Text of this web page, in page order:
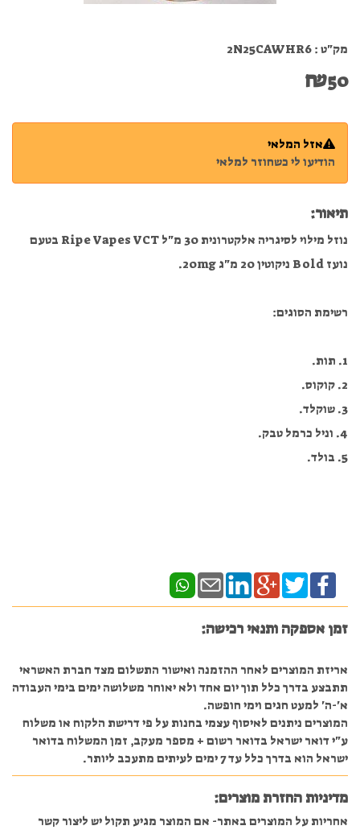
מק"ט : 2N25CAWHR6
₪50
אזל המלאי
הודיעו לי כשחוזר למלאי
תיאור:
נוזל מילוי לסיגריה אלקטרונית 30 מ"ל Ripe Vapes VCT בטעם
נועז Bold ניקוטין 20 מ"ג 20mg.
רשימת הסוגים:
1. תות.
2. קוקוס.
3. שוקלד.
4. וניל כרמל טבק.
5. בולד.
זמן אספקה ותנאי רכישה:
אריזת המוצרים לאחר ההזמנה ואישור התשלום מצד חברת האשראי
תתבצע בדרך כלל תוך יום אחד ולא יאוחר משלושה ימים בימי העבודה
א'-ה' למעט חגים וימי חופשה.
המוצרים ניתנים לאיסוף עצמי בחנות על פי דרישת הלקוח או משלוח
ע"י דואר ישראל בדואר רשום + מספר מעקב, זמן המשלוח בדואר
ישראל הוא בדרך כלל עד 7 ימים לעיתים מתעכב ליותר.
מדיניות החזרת מוצרים:
אחריות על המוצרים באתר- אם המוצר מגיע תקול יש ליצור קשר